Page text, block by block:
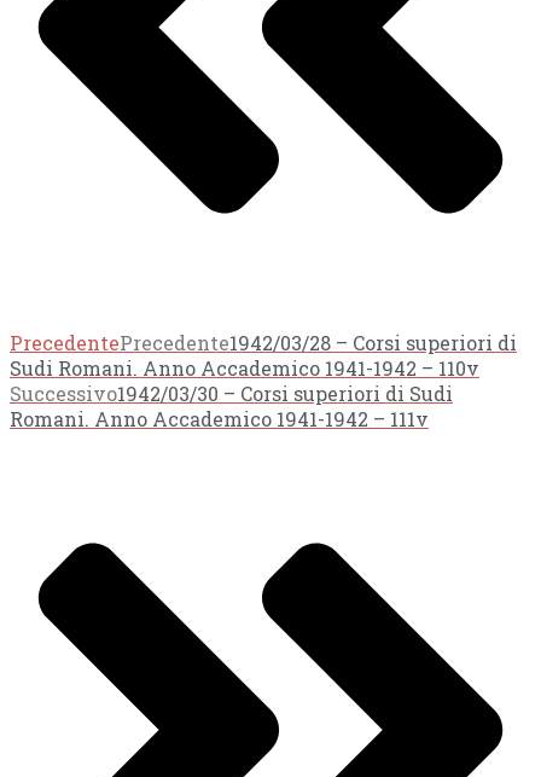
PrecedentePrecedente1942/03/28 – Corsi superiori di
Sudi Romani. Anno Accademico 1941-1942 – 110v
Successivo1942/03/30 – Corsi superiori di Sudi
Romani. Anno Accademico 1941-1942 – 111v